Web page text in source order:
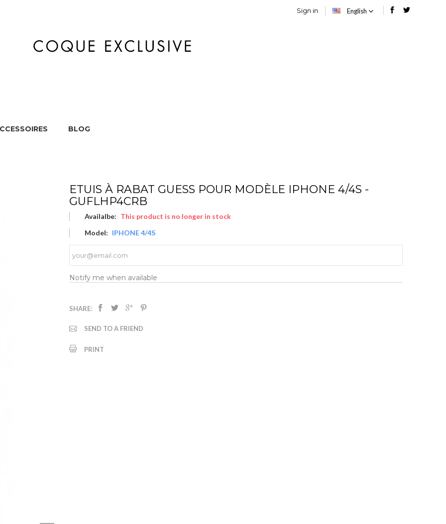
English
Sign in
BLOG
ETUIS À RABAT GUESS POUR MODÈLE IPHONE 4/4S -
GUFLHP4CRB
Availalbe: This product is no longer in stock
Model: IPHONE 4/4S
Notify me when available
SHARE:
SEND TO A FRIEND
PRINT